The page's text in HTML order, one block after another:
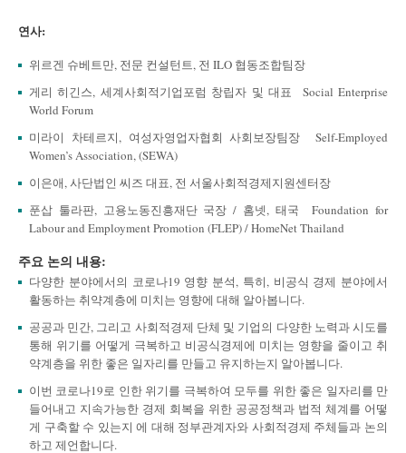
연사:
위르겐 슈베트만, 전문 컨설턴트, 전 ILO 협동조합팀장
게리 히긴스, 세계사회적기업포럼 창립자 및 대표 Social Enterprise
World Forum
미라이 차테르지, 여성자영업자협회 사회보장팀장 Self-Employed
Women’s Association, (SEWA)
이은애, 사단법인 씨즈 대표, 전 서울사회적경제지원센터장
푼삽 툴라판, 고용노동진흥재단 국장 / 홈넷, 태국 Foundation for
Labour and Employment Promotion (FLEP) / HomeNet Thailand
주요 논의 내용:
다양한 분야에서의 코로나19 영향 분석, 특히, 비공식 경제 분야에서
활동하는 취약계층에 미치는 영향에 대해 알아봅니다.
공공과 민간, 그리고 사회적경제 단체 및 기업의 다양한 노력과 시도를
통해 위기를 어떻게 극복하고 비공식경제에 미치는 영향을 줄이고 취
약계층을 위한 좋은 일자리를 만들고 유지하는지 알아봅니다.
이번 코로나19로 인한 위기를 극복하여 모두를 위한 좋은 일자리를 만
들어내고 지속가능한 경제 회복을 위한 공공정책과 법적 체계를 어떻
게 구축할 수 있는지 에 대해 정부관계자와 사회적경제 주체들과 논의
하고 제언합니다.